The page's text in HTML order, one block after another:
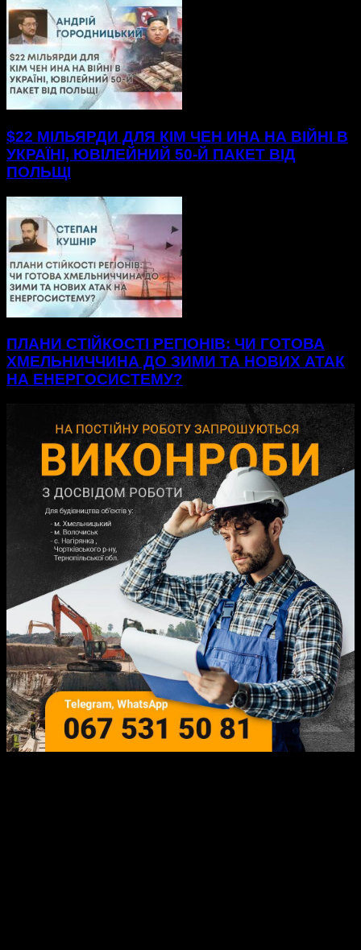
$22 МІЛЬЯРДИ ДЛЯ КІМ ЧЕН ИНА НА ВІЙНІ В
УКРАЇНІ, ЮВІЛЕЙНИЙ 50-Й ПАКЕТ ВІД
ПОЛЬЩІ
ПЛАНИ СТІЙКОСТІ РЕГІОНІВ: ЧИ ГОТОВА
ХМЕЛЬНИЧЧИНА ДО ЗИМИ ТА НОВИХ АТАК
НА ЕНЕРГОСИСТЕМУ?